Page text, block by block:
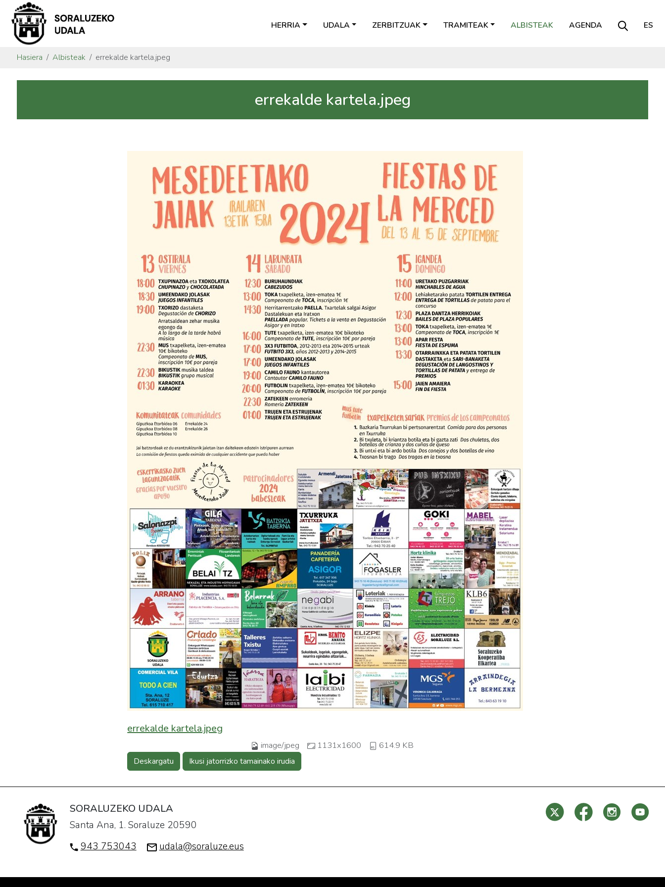
HERRIA UDALA ZERBITZUAK TRAMITEAK ALBISTEAK AGENDA ES
Hasiera Albisteak errekalde kartela.jpeg
errekalde kartela.jpeg
errekalde kartela.jpeg
image/jpeg 1131x1600 614.9 KB
Deskargatu Ikusi jatorrizko tamainako irudia
SORALUZEKO UDALA
Santa Ana, 1. Soraluze 20590
943 753043
udala@soraluze.eus